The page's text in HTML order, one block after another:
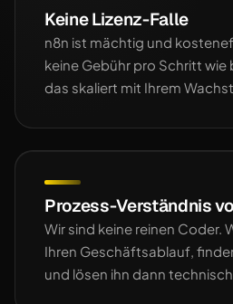
Keine Lizenz-Falle
n8n ist mächtig und
keine Gebühr pro Schritt wie
das skaliert mit Ihrem
Prozess-Verständnis
Wir sind keine reinen Coder.
Ihren Geschäftsablauf,
und lösen ihn dann